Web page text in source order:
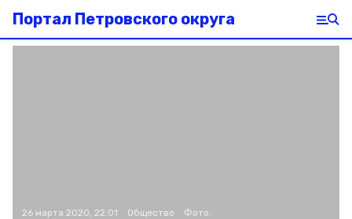
Портал Петровского округа
26 марта 2020, 22:01 Общество Фото: